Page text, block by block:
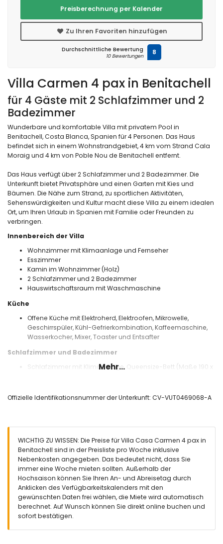
Villa Carmen 4 pax in Benitachell
für 4 Gäste mit 2 Schlafzimmer und 2
Badezimmer
Wunderbare und komfortable Villa mit privatem Pool in
Benitachell, Costa Blanca, Spanien für 4 Personen. Das Haus
befindet sich in einem Wohnstrandgebiet, 4 km vom Strand Cala
Moraig und 4 km von Poble Nou de Benitachell entfernt.
Das Haus verfügt über 2 Schlafzimmer und 2 Badezimmer. Die
Unterkunft bietet Privatsphäre und einen Garten mit Kies und
Bäumen. Die Nähe zum Strand, zu sportlichen Aktivitäten,
Sehenswürdigkeiten und Kultur macht diese Villa zu einem idealen
Ort, um Ihren Urlaub in Spanien mit Familie oder Freunden zu
verbringen.
Innenbereich der Villa
Wohnzimmer mit Klimaanlage und Fernseher
Esszimmer
Kamin im Wohnzimmer (Holz)
2 Schlafzimmer und 2 Badezimmer
Hauswirtschaftsraum mit Waschmaschine
Küche
Offene Küche mit Elektroherd, Elektroofen, Mikrowelle,
Geschirrspüler, Kühl-Gefrierkombination, Kaffeemaschine,
Wasserkocher, Mixer, Toaster und Entsafter
Schlafzimmer und Badezimmer
Schlafzimmer mit Klimaanlage, Queensize-Bett (Maße 190 x
x 90 cm)
Außenbereich der Villa
Nierenförmiger privater Pool mit den Maßen 8m x 4m und
2m tief
Garten mit Kies, Bäumen und Gartenmöbeln mit
Sonnenliegen
Überdachte Terrasse
Grill
Sitzbereich im Freien und Essbereich im Freien
Mehr...
Offizielle Identifikationsnummer der Unterkunft: CV-VUT0469068-A
WICHTIG ZU WISSEN: Die Preise für Villa Casa Carmen 4 pax in
Benitachell sind in der Preisliste pro Woche inklusive
Nebenkosten angegeben. Das bedeutet nicht, dass Sie
immer eine Woche mieten sollten. Außerhalb der
Hochsaison können Sie Ihren An- und Abreisetag durch
Anklicken des Verfügbarkeitskalenders mit den
gewünschten Daten frei wählen, die Miete wird automatisch
berechnet. Auf Wunsch können Sie direkt online buchen und
sofort bestätigen.
Preisberechnung per Kalender
Zu Ihren Favoriten hinzufügen
Durchschnittliche Bewertung
10 Bewertungen 8